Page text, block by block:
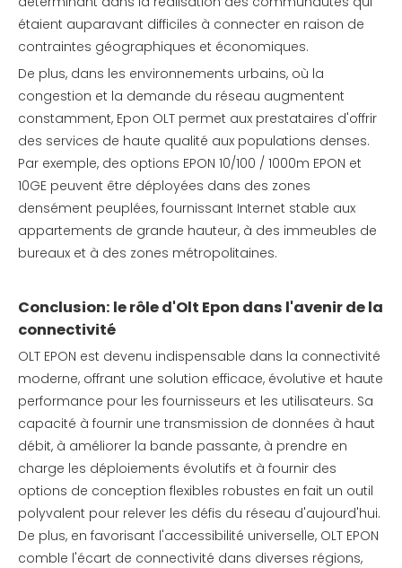
étaient auparavant difficiles à connecter en raison de
contraintes géographiques et économiques.
De plus, dans les environnements urbains, où la
congestion et la demande du réseau augmentent
constamment, Epon OLT permet aux prestataires d'offrir
des services de haute qualité aux populations denses.
Par exemple, des options EPON 10/100 / 1000m EPON et
10GE peuvent être déployées dans des zones
densément peuplées, fournissant Internet stable aux
appartements de grande hauteur, à des immeubles de
bureaux et à des zones métropolitaines.
Conclusion: le rôle d'Olt Epon dans l'avenir de la
connectivité
OLT EPON est devenu indispensable dans la connectivité
moderne, offrant une solution efficace, évolutive et haute
performance pour les fournisseurs et les utilisateurs. Sa
capacité à fournir une transmission de données à haut
débit, à améliorer la bande passante, à prendre en
charge les déploiements évolutifs et à fournir des
options de conception flexibles robustes en fait un outil
polyvalent pour relever les défis du réseau d'aujourd'hui.
De plus, en favorisant l'accessibilité universelle, OLT EPON
comble l'écart de connectivité dans diverses régions,